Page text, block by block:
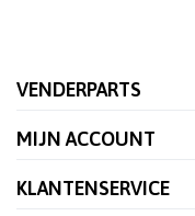
VENDERPARTS
MIJN ACCOUNT
KLANTENSERVICE